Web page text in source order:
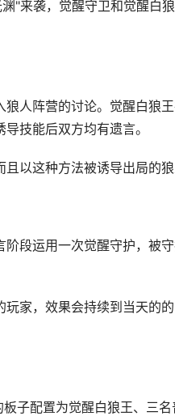
袭，觉醒守卫和觉醒白
阵营的讨论。觉醒白狼
技能后双方均有遗言。
这种方法被诱导出局的狼
运用一次觉醒守护，被
，效果会持续到当天的
配置为觉醒白狼王、三名